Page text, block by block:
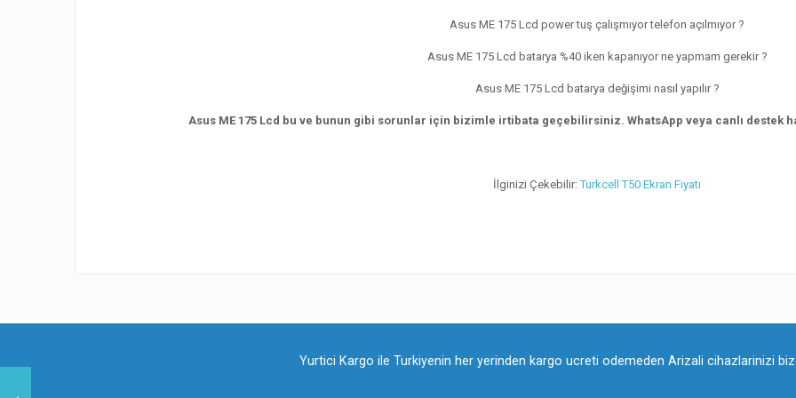
Asus ME 175 Lcd power tuş çalışmıyor telefon açılmıyor ?
Asus ME 175 Lcd batarya %40 iken kapanıyor ne yapmam gerekir ?
Asus ME 175 Lcd batarya değişimi nasıl yapılır ?
Asus ME 175 Lcd bu ve bunun gibi sorunlar için bizimle irtibata geçebilirsiniz. WhatsApp veya canlı destek
İlginizi Çekebilir:Turkcell T50 Ekran Fiyatı
Yurtici Kargo ile Turkiyenin her yerinden kargo ucreti odemeden Arizali cihazlarinizi